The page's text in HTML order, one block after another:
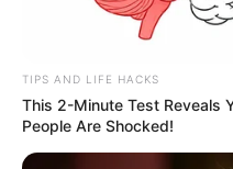
Cah kepo 07/04/
Nanti akan
TIPS AND LIFE HACKS
This 2-Minute Test Reveals
People Are Shocked!